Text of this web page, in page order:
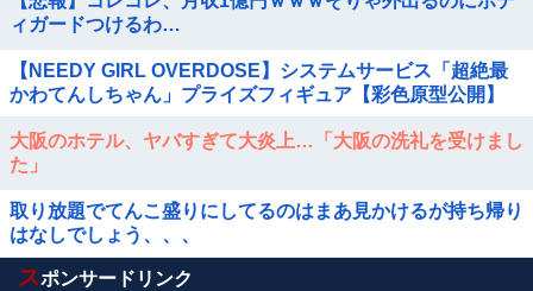
ィガードつけるわ…
【NEEDY GIRL OVERDOSE】システムサービス「超絶最
かわてんしちゃん」プライズフィギュア【彩色原型公開】
大阪のホテル、ヤバすぎて大炎上…「大阪の洗礼を受けまし
た」
取り放題でてんこ盛りにしてるのはまあ見かけるが持ち帰り
はなしでしょう、、、
Powered by livedoor 相互RSS
スポンサードリンク